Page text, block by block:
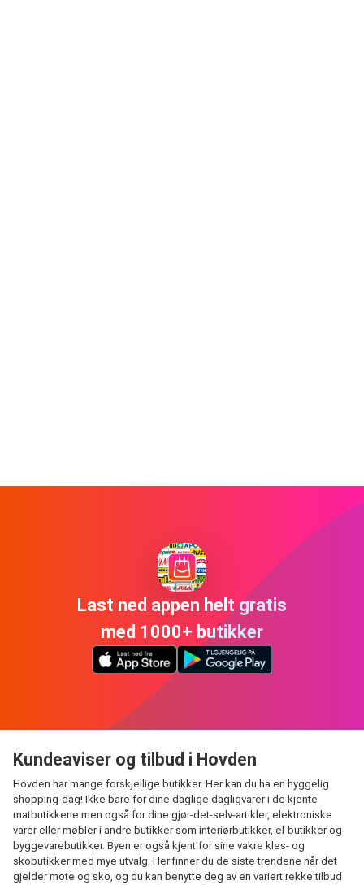
Last ned appen helt gratis
med 1000+ butikker
Kundeaviser og tilbud i Hovden
Hovden har mange forskjellige butikker. Her kan du ha en hyggelig
shopping-dag! Ikke bare for dine daglige dagligvarer i de kjente
matbutikkene men også for dine gjør-det-selv-artikler, elektroniske
varer eller møbler i andre butikker som interiørbutikker, el-butikker og
byggevarebutikker. Byen er også kjent for sine vakre kles- og
skobutikker med mye utvalg. Her finner du de siste trendene når det
gjelder mote og sko, og du kan benytte deg av en variert rekke tilbud